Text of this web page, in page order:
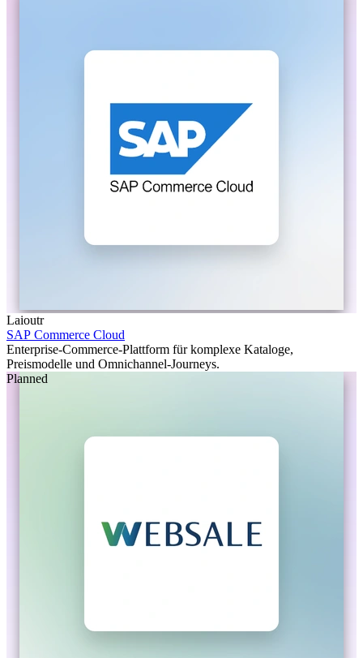
Laioutr
SAP Commerce Cloud
Enterprise-Commerce-Plattform für komplexe Kataloge,
Preismodelle und Omnichannel-Journeys.
Planned